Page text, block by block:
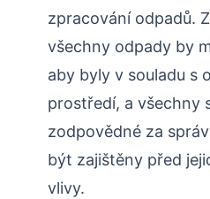
zpracování odpadů.
všechny odpady by
aby byly v souladu s
prostředí, a všechny
zodpovědné za
být zajištěny před
vlivy.